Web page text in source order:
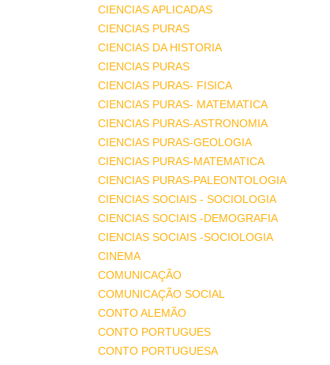
CIENCIAS APLICADAS
CIENCIAS PURAS
CIENCIAS DA HISTORIA
CIENCIAS PURAS
CIENCIAS PURAS- FISICA
CIENCIAS PURAS- MATEMATICA
CIENCIAS PURAS-ASTRONOMIA
CIENCIAS PURAS-GEOLOGIA
CIENCIAS PURAS-MATEMATICA
CIENCIAS PURAS-PALEONTOLOGIA
CIENCIAS SOCIAIS - SOCIOLOGIA
CIENCIAS SOCIAIS -DEMOGRAFIA
CIENCIAS SOCIAIS -SOCIOLOGIA
CINEMA
COMUNICAÇÃO
COMUNICAÇÃO SOCIAL
CONTO ALEMÃO
CONTO PORTUGUES
CONTO PORTUGUESA